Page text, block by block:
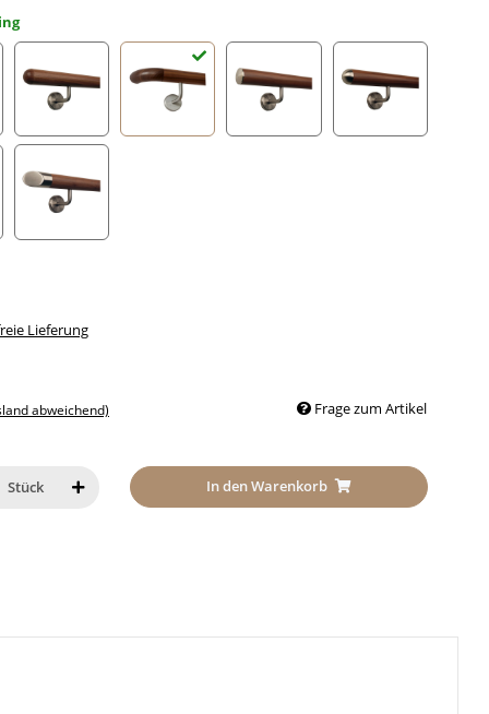
Halbkugel gefräst
Lieferung
abweichend) Frage zum Artikel
Stück In den Warenkorb